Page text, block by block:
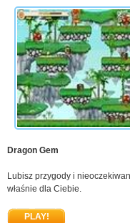
Dragon Gem
Lubisz przygody i
właśnie dla Ciebie.
PLAY!